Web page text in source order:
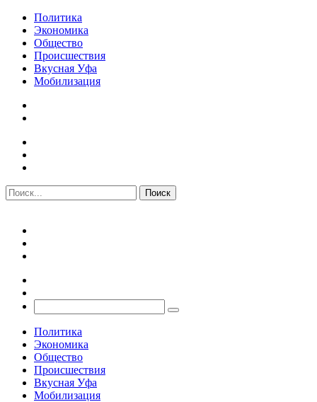
Политика
Экономика
Общество
Происшествия
Вкусная Уфа
Мобилизация
Политика
Экономика
Общество
Происшествия
Вкусная Уфа
Мобилизация